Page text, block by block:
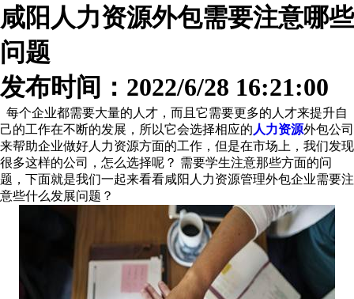
咸阳人力资源外包需要注意哪些
问题
发布时间：2022/6/28 16:21:00
每个企业都需要大量的人才，而且它需要更多的人才来提升自
己的工作在不断的发展，所以它会选择相应的 人力资源外包公司
来帮助企业做好人力资源方面的工作，但是在市场上，我们发现
很多这样的公司，怎么选择呢？ 需要学生注意那些方面的问
题，下面就是我们一起来看看咸阳人力资源管理外包企业需要注
意些什么发展问题？